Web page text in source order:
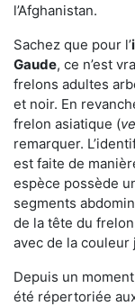
l’Afghanistan.
Sachez que pour l’
Gaude, ce n’est
frelons adultes
et noir. En
frelon asiatique (
remarquer.
est faite de
espèce possède
segments
de la tête du
avec de la couleur
Depuis un
été répertoriée